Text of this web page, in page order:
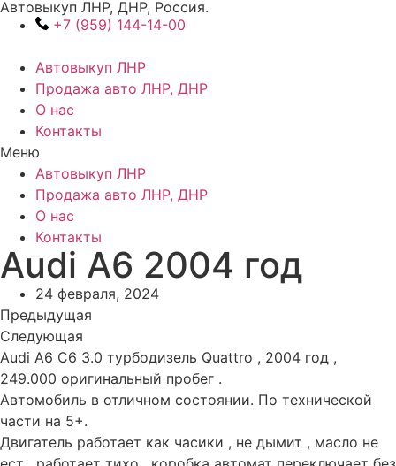
Перейти
Автовыкуп ЛНР, ДНР, Россия.
+7 (959) 144-14-00
Автовыкуп ЛНР
Продажа авто ЛНР, ДНР
О нас
Контакты
Меню
Автовыкуп ЛНР
Продажа авто ЛНР, ДНР
О нас
Контакты
Audi A6 2004 год
24 февраля, 2024
Предыдущая
Следующая
Audi A6 C6 3.0 турбодизель Quattro , 2004 год ,
249.000 оригинальный пробег .
Автомобиль в отличном состоянии. По технической
части на 5+.
Двигатель работает как часики , не дымит , масло не